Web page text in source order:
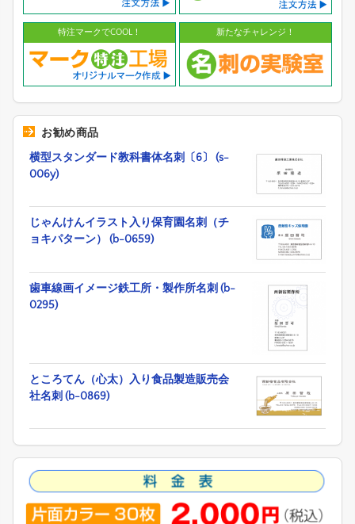
特注マークでCOOL！ 新たなチャレンジ！
お勧め商品
横型スタンダード教科書体名刺〔6〕 (s-
006y)
じゃんけんイラスト入り保育園名刺（チ
ョキパターン） (b-0659)
歯車線画イメージ鉄工所・製作所名刺 (b-
0295)
ところてん（心太）入り食品製造販売会
社名刺 (b-0869)